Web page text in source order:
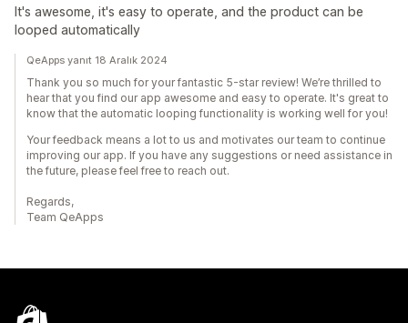
It's awesome, it's easy to operate, and the product can be
looped automatically
QeApps yanıt 18 Aralık 2024
Thank you so much for your fantastic 5-star review! We’re thrilled to
hear that you find our app awesome and easy to operate. It's great to
know that the automatic looping functionality is working well for you!
Your feedback means a lot to us and motivates our team to continue
improving our app. If you have any suggestions or need assistance in
the future, please feel free to reach out.
Regards,
Team QeApps